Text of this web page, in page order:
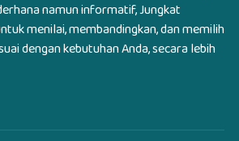
namun informatif, Jungkat
menilai, membandingkan, dan memilih
dengan kebutuhan Anda, secara lebih